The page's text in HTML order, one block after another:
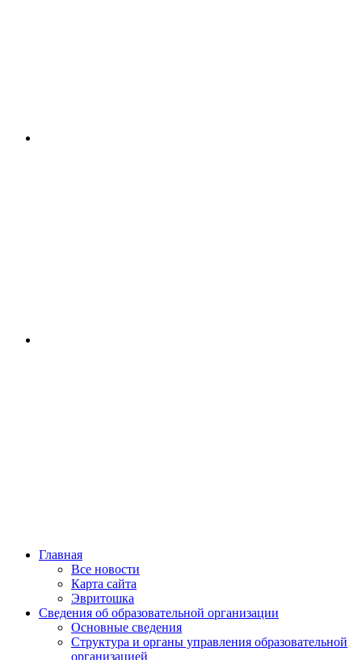
Главная
Все новости
Карта сайта
Эвритошка
Сведения об образовательной организации
Основные сведения
Структура и органы управления образовательной
организацией